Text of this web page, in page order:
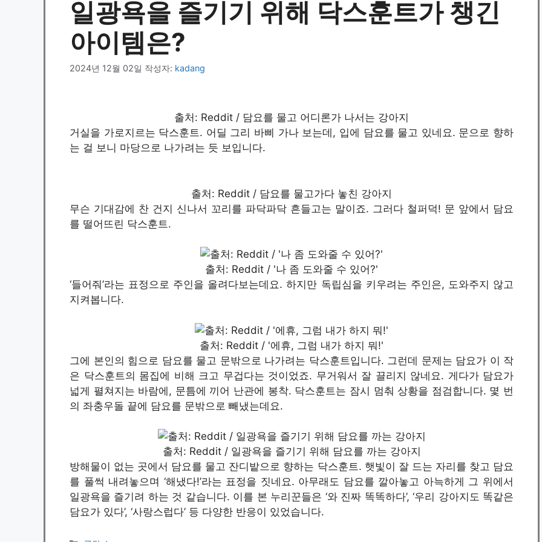
일광욕을 즐기기 위해 닥스훈트가 챙긴
아이템은?
2024년 12월 02일 작성자: kadang
출처: Reddit / 담요를 물고 어디론가 나서는 강아지
거실을 가로지르는 닥스훈트. 어딜 그리 바삐 가나 보는데, 입에 담요를 물고 있네요. 문으로 향하
는 걸 보니 마당으로 나가려는 듯 보입니다.
출처: Reddit / 담요를 물고가다 놓친 강아지
무슨 기대감에 찬 건지 신나서 꼬리를 파닥파닥 흔들고는 말이죠. 그러다 철퍼덕! 문 앞에서 담요
를 떨어뜨린 닥스훈트.
출처: Reddit / '나 좀 도와줄 수 있어?'
‘들어줘’라는 표정으로 주인을 올려다보는데요. 하지만 독립심을 키우려는 주인은, 도와주지 않고
지켜봅니다.
출처: Reddit / '에휴, 그럼 내가 하지 뭐!'
그에 본인의 힘으로 담요를 물고 문밖으로 나가려는 닥스훈트입니다. 그런데 문제는 담요가 이 작
은 닥스훈트의 몸집에 비해 크고 무겁다는 것이었죠. 무거워서 잘 끌리지 않네요. 게다가 담요가
넓게 펼쳐지는 바람에, 문틈에 끼어 난관에 봉착. 닥스훈트는 잠시 멈춰 상황을 점검합니다. 몇 번
의 좌충우돌 끝에 담요를 문밖으로 빼냈는데요.
출처: Reddit / 일광욕을 즐기기 위해 담요를 까는 강아지
방해물이 없는 곳에서 담요를 물고 잔디밭으로 향하는 닥스훈트. 햇빛이 잘 드는 자리를 찾고 담요
를 풀썩 내려놓으며 ‘해냈다!’라는 표정을 짓네요. 아무래도 담요를 깔아놓고 아늑하게 그 위에서
일광욕을 즐기려 하는 것 같습니다. 이를 본 누리꾼들은 ‘와 진짜 똑똑하다’, ‘우리 강아지도 똑같은
담요가 있다’, ‘사랑스럽다’ 등 다양한 반응이 있었습니다.